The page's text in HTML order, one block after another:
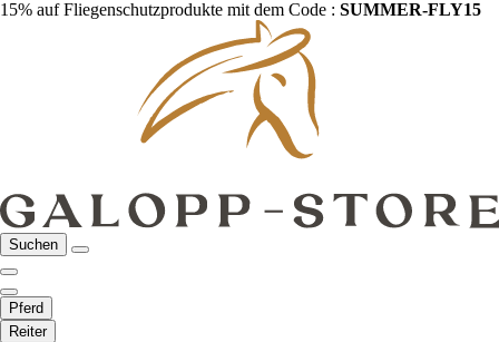
15% auf Fliegenschutzprodukte mit dem Code : SUMMER-FLY15
Suchen
Pferd
Reiter